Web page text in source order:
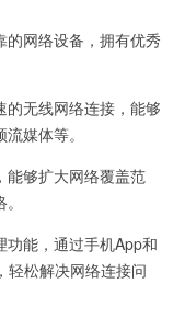
网络设备，拥有优秀
无线网络连接，能够
媒体等。
够扩大网络覆盖范
能，通过手机App和
轻松解决网络连接问